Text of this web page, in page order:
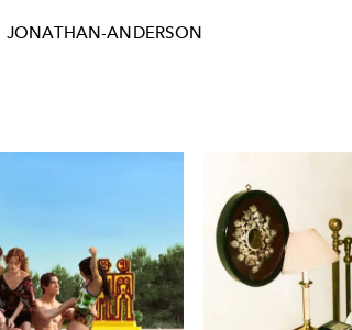
JONATHAN-ANDERSON